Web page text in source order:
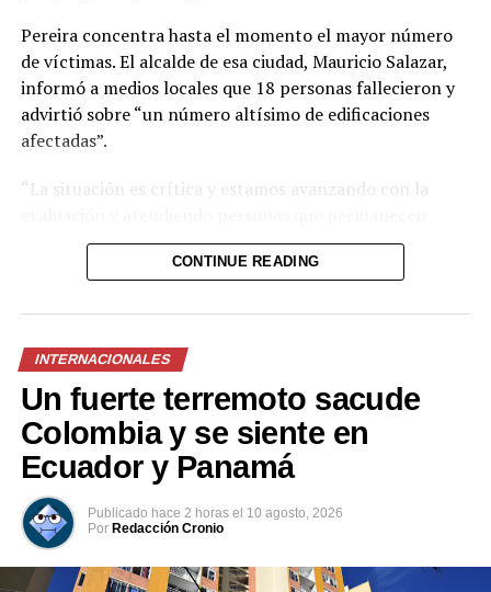
Pereira concentra hasta el momento el mayor número
de víctimas. El alcalde de esa ciudad, Mauricio Salazar,
informó a medios locales que 18 personas fallecieron y
advirtió sobre “un número altísimo de edificaciones
afectadas”.
“La situación es crítica y estamos avanzando con la
atrapadas”, informó Salazar.
CONTINUE READING
INTERNACIONALES
Un fuerte terremoto sacude
Colombia y se siente en
Ecuador y Panamá
Publicado hace 2 horas el 10 agosto, 2026
Por Redacción Cronio